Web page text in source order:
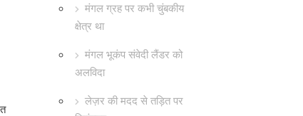
मंगल ग्रह पर कभी चुंबकीय
क्षेत्र था
मंगल भूकंप संवेदी लैंडर को
अलविदा
लेज़र की मदद से तड़ित पर